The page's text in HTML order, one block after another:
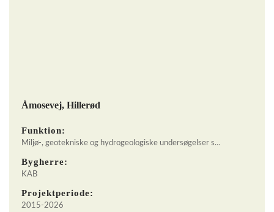
Åmosevej, Hillerød
Funktion:
Miljø-, geotekniske og hydrogeologiske undersøgelser s…
Bygherre:
KAB
Projektperiode:
2015-2026